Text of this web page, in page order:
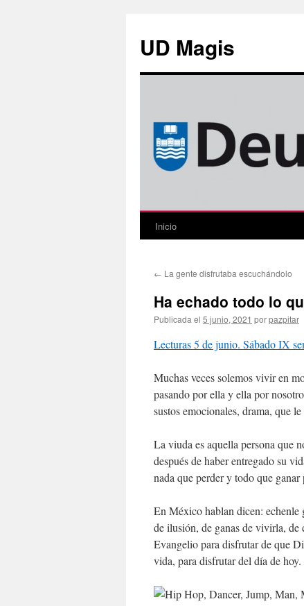
contenido
UD Magis
Inicio
← La gente disfrutaba escuchándolo
Ha echado todo lo
Publicada el 5 junio, 2021 porpazpitar
Lecturas 5 de junio. Sábado IX
Muchas veces solemos vivir en
pasando por ella y ella por
sustos emocionales, drama, que
La viuda es aquella persona que
después de haber entregado su
nada que perder y todo que
En México hablan dicen: echenle
de ilusión, de ganas de vivirla, de
Evangelio para disfrutar de que
vida, para disfrutar del día de